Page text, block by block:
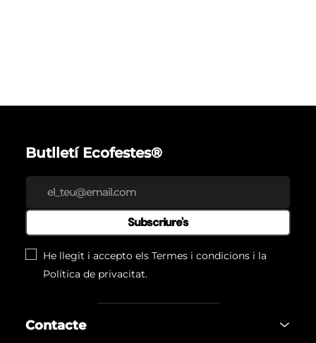
Butlletí Ecofestes®
Subscriure's
He llegit i accepto els Termes i condicions i la
Política de privacitat.
Contacte